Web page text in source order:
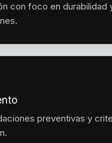
con foco en durabilidad
preventivas y